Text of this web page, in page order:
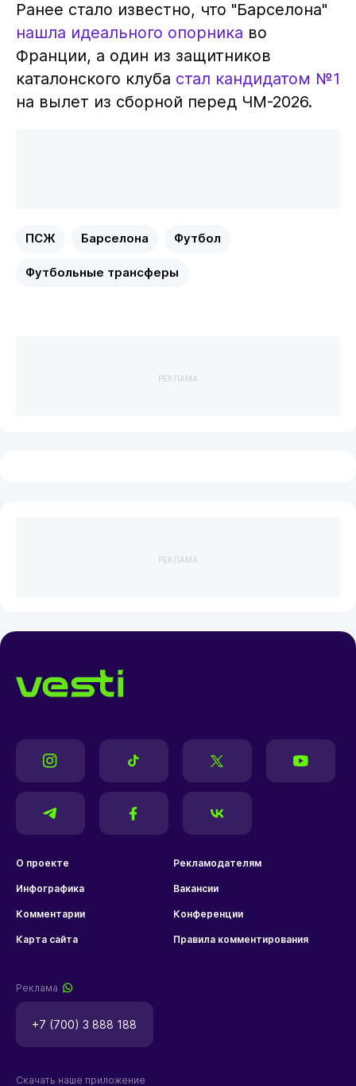
Ранее стало известно, что "Барселона"
нашла идеального опорника во
Франции, а один из защитников
каталонского клуба стал кандидатом №1
на вылет из сборной перед ЧМ-2026.
ПСЖ Барселона Футбол
Футбольные трансферы
РЕКЛАМА
РЕКЛАМА
О проекте Рекламодателям
Инфографика Вакансии
Комментарии Конференции
Карта сайта Правила комментирования
Реклама
+7 (700) 3 888 188
Скачать наше приложение